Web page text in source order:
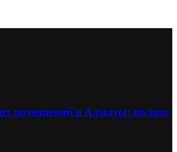
помещений в Алматы: полное